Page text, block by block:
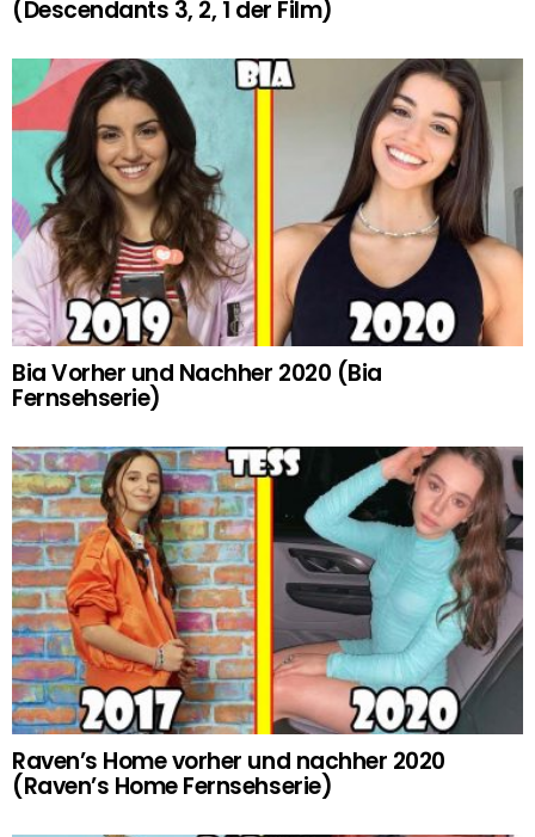
(Descendants 3, 2, 1 der Film)
Bia Vorher und Nachher 2020 (Bia
Fernsehserie)
Raven’s Home vorher und nachher 2020
(Raven’s Home Fernsehserie)